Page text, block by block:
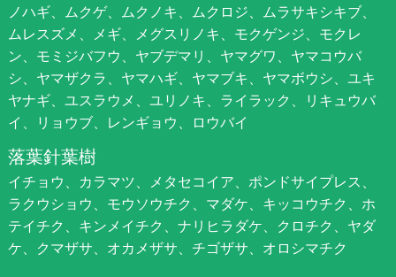
ノハギ、ムクゲ、ムクノキ、ムクロジ、ムラサキシキブ、
ムレスズメ、メギ、メグスリノキ、モクゲンジ、モクレ
ン、モミジバフウ、ヤブデマリ、ヤマグワ、ヤマコウバ
シ、ヤマザクラ、ヤマハギ、ヤマブキ、ヤマボウシ、ユキ
ヤナギ、ユスラウメ、ユリノキ、ライラック、リキュウバ
イ、リョウブ、レンギョウ、ロウバイ
落葉針葉樹
イチョウ、カラマツ、メタセコイア、ポンドサイプレス、
ラクウショウ、モウソウチク、マダケ、キッコウチク、ホ
テイチク、キンメイチク、ナリヒラダケ、クロチク、ヤダ
ケ、クマザサ、オカメザサ、チゴザサ、オロシマチク